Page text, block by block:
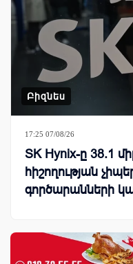
Բիզնես
17:25 07/08/26
SK Hynix-ը 38.1
հիշողության
գործարանների